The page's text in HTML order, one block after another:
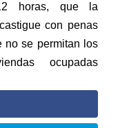
horas, que la
con penas
no se permitan los
ocupadas